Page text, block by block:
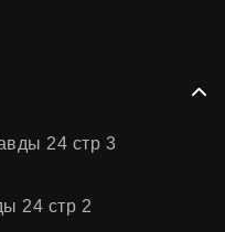
24 стр 3
24 стр 2